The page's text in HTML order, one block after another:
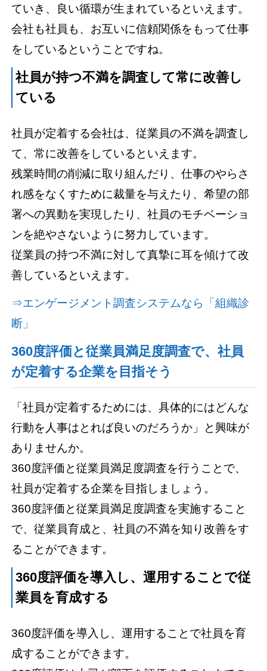
ていき、良い循環が生まれているといえます。
会社も社員も、お互いに信頼関係をもって仕事
をしているということですね。
社員が持つ不満を調査して常に改善し
ている
社員が定着する会社は、従業員の不満を調査し
て、常に改善をしているといえます。
残業時間の削減に取り組んだり、仕事のやらさ
れ感をなくすために裁量を与えたり、希望の部
署への異動を実現したり、社員のモチベーショ
ンを絶やさないように努力しています。
従業員の持つ不満に対して真摯に耳を傾けて改
善しているといえます。
⇒エンゲージメント調査システムなら「組織診
断」
360度評価と従業員満足度調査で、社員
が定着する企業を目指そう
「社員が定着するためには、具体的にはどんな
行動を人事はとれば良いのだろうか」と興味が
ありませんか。
360度評価と従業員満足度調査を行うことで、
社員が定着する企業を目指しましょう。
360度評価と従業員満足度調査を実施すること
で、従業員育成と、社員の不満を知り改善をす
ることができます。
360度評価を導入し、運用することで従
業員を育成する
360度評価を導入し、運用することで社員を育
成することができます。